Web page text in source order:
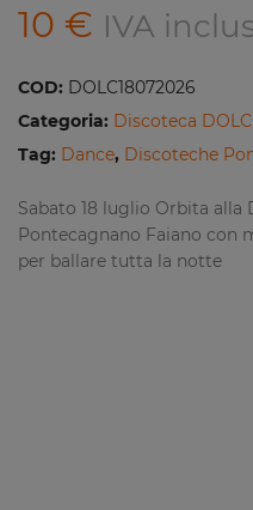
10 € IVA
COD: DOLC18072026
Categoria: Discoteca
Tag: Dance, Discoteche
Sabato 18 luglio Orbita alla
Pontecagnano Faiano con
per ballare tutta la notte